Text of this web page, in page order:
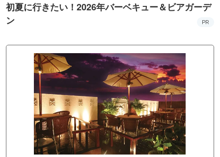
初夏に行きたい！2026年バーベキュー＆ビアガーデ
ン
PR